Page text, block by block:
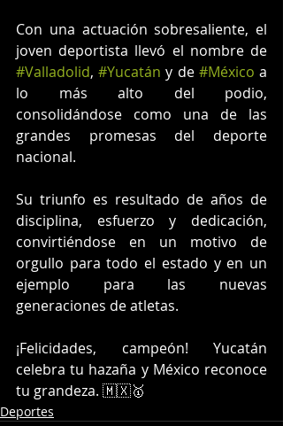
Con una actuación sobresaliente, el
#Valladolid, #Yucatán y de #México a
lo más alto del podio,
consolidándose como una de las
grandes promesas del deporte
nacional.
Su triunfo es resultado de años de
disciplina, esfuerzo y dedicación,
convirtiéndose en un motivo de
orgullo para todo el estado y en un
ejemplo para las nuevas
generaciones de atletas.
¡Felicidades, campeón! Yucatán
celebra tu hazaña y México reconoce
tu grandeza. 🇲🇽🥇
Deportes